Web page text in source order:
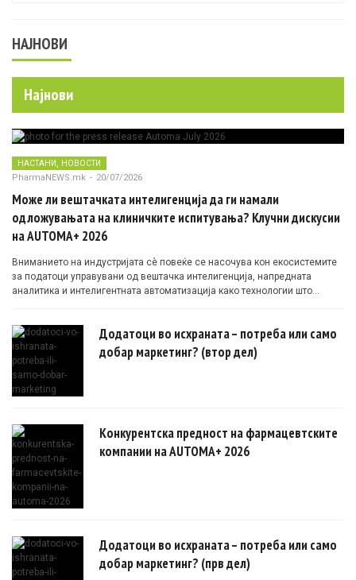
НАЈНОВИ
Најнови
НАСТАНИ НОВОСТИ
PharmaNEWS.mk - 20/07/2026
Може ли вештачката интелигенција да ги намали
одложувањата на клиничките испитувања? Клучни дискусии
на AUTOMA+ 2026
Вниманието на индустријата сè повеќе се насочува кон екосистемите
за податоци управувани од вештачка интелигенција, напредната
аналитика и интелигентната автоматизација како технологии што
Додатоци во исхраната – потреба или само
добар маркетинг? (втор дел)
Конкурентска предност на фармацевтските
компании на AUTOMA+ 2026
Додатоци во исхраната – потреба или само
добар маркетинг? (прв дел)